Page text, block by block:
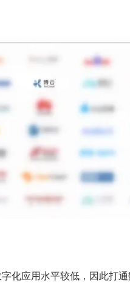
化应用水平较低，因此打